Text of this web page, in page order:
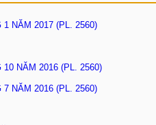
NĂM 2017 (PL. 2560)
NĂM 2016 (PL. 2560)
NĂM 2016 (PL. 2560)